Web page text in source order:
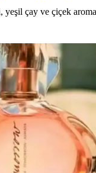
çay ve çiçek